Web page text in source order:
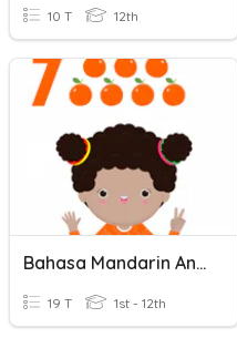
10 T 12th
Bahasa Mandarin Angka
19 T 1st - 12th